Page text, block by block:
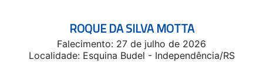
ROQUE DA SILVA MOTTA
Falecimento: 27 de julho de 2026
Localidade: Esquina Budel - Independência/RS